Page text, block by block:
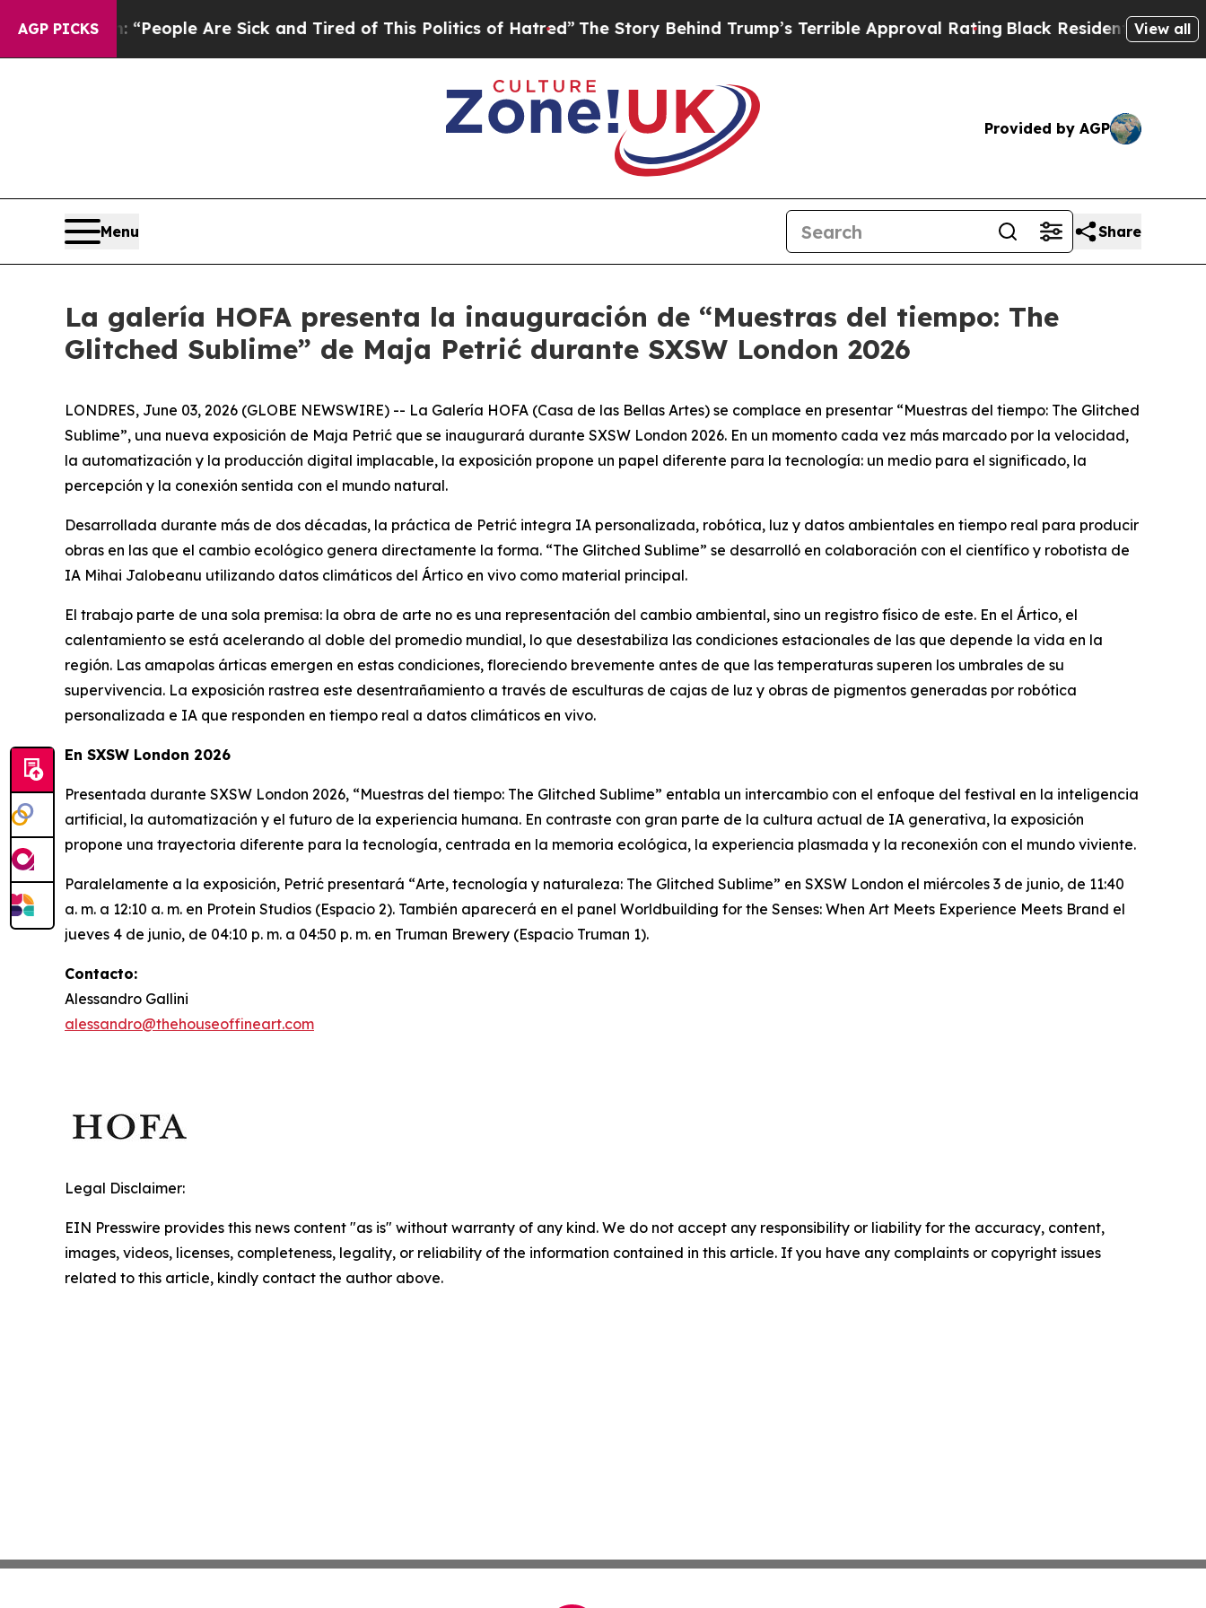
AGP PICKS
Win: “People Are Sick and Tired of This Politics of Hatred”The Story Behind Trump’s Terrible Approval RatingBlack Residents Warned of
View all
Provided by AGP
Menu Share
La galería HOFA presenta la inauguración de “Muestras del tiempo: The
Glitched Sublime” de Maja Petrić durante SXSW London 2026
LONDRES, June 03, 2026 (GLOBE NEWSWIRE) -- La Galería HOFA (Casa de las Bellas Artes) se complace en presentar “Muestras del tiempo: The Glitched
Sublime”, una nueva exposición de Maja Petrić que se inaugurará durante SXSW London 2026. En un momento cada vez más marcado por la velocidad,
la automatización y la producción digital implacable, la exposición propone un papel diferente para la tecnología: un medio para el significado, la
percepción y la conexión sentida con el mundo natural.
Desarrollada durante más de dos décadas, la práctica de Petrić integra IA personalizada, robótica, luz y datos ambientales en tiempo real para producir
obras en las que el cambio ecológico genera directamente la forma. “The Glitched Sublime” se desarrolló en colaboración con el científico y robotista de
IA Mihai Jalobeanu utilizando datos climáticos del Ártico en vivo como material principal.
El trabajo parte de una sola premisa: la obra de arte no es una representación del cambio ambiental, sino un registro físico de este. En el Ártico, el
calentamiento se está acelerando al doble del promedio mundial, lo que desestabiliza las condiciones estacionales de las que depende la vida en la
región. Las amapolas árticas emergen en estas condiciones, floreciendo brevemente antes de que las temperaturas superen los umbrales de su
supervivencia. La exposición rastrea este desentrañamiento a través de esculturas de cajas de luz y obras de pigmentos generadas por robótica
personalizada e IA que responden en tiempo real a datos climáticos en vivo.
En SXSW London 2026
Presentada durante SXSW London 2026, “Muestras del tiempo: The Glitched Sublime” entabla un intercambio con el enfoque del festival en la inteligencia
artificial, la automatización y el futuro de la experiencia humana. En contraste con gran parte de la cultura actual de IA generativa, la exposición
propone una trayectoria diferente para la tecnología, centrada en la memoria ecológica, la experiencia plasmada y la reconexión con el mundo viviente.
Paralelamente a la exposición, Petrić presentará “Arte, tecnología y naturaleza: The Glitched Sublime” en SXSW London el miércoles 3 de junio, de 11:40
a. m. a 12:10 a. m. en Protein Studios (Espacio 2). También aparecerá en el panel Worldbuilding for the Senses: When Art Meets Experience Meets Brand el
jueves 4 de junio, de 04:10 p. m. a 04:50 p. m. en Truman Brewery (Espacio Truman 1).
Contacto:
Alessandro Gallini
alessandro@thehouseoffineart.com
Legal Disclaimer:
EIN Presswire provides this news content "as is" without warranty of any kind. We do not accept any responsibility or liability for the accuracy, content,
images, videos, licenses, completeness, legality, or reliability of the information contained in this article. If you have any complaints or copyright issues
related to this article, kindly contact the author above.